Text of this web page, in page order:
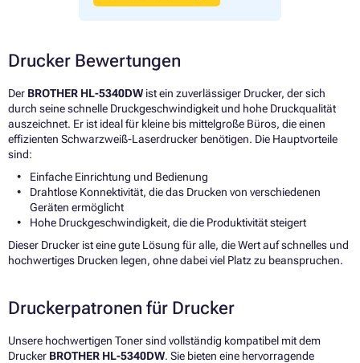
Drucker Bewertungen
Der BROTHER HL-5340DW ist ein zuverlässiger Drucker, der sich
durch seine schnelle Druckgeschwindigkeit und hohe Druckqualität
auszeichnet. Er ist ideal für kleine bis mittelgroße Büros, die einen
effizienten Schwarzweiß-Laserdrucker benötigen. Die Hauptvorteile
sind:
Einfache Einrichtung und Bedienung
Drahtlose Konnektivität, die das Drucken von verschiedenen
Geräten ermöglicht
Hohe Druckgeschwindigkeit, die die Produktivität steigert
Dieser Drucker ist eine gute Lösung für alle, die Wert auf schnelles und
hochwertiges Drucken legen, ohne dabei viel Platz zu beanspruchen.
Druckerpatronen für Drucker
Unsere hochwertigen Toner sind vollständig kompatibel mit dem
Drucker BROTHER HL-5340DW. Sie bieten eine hervorragende